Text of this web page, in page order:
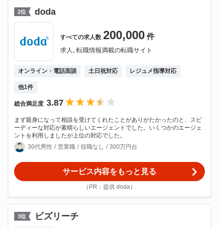
2位 doda
すべての求人数 200,000 件
求人､転職情報満載の転職サイト
オンライン・電話面談 土日祝対応 レジュメ指導対応
他1件
総合満足度 3.87
まず親身になって相談を受けてくれたことがありがたかったのと、スピ
ーディーな対応が素晴らしいエージェントでした。いくつかのエージェ
ントを利用しましたが上位の対応でした。
30代男性
営業職 役職なし 300万円台
サービス内容をもっと見る
（PR：提供 doda）
3位 ビズリーチ